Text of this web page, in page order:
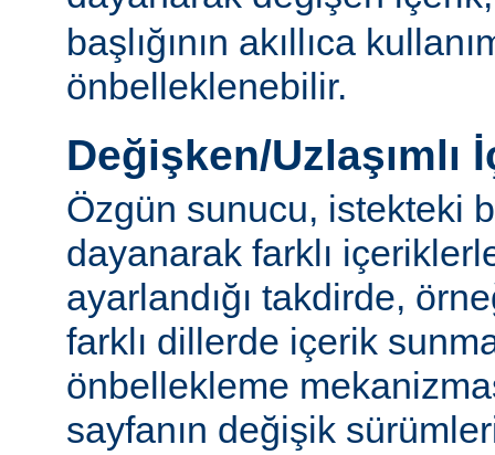
başlığının akıllıca
önbelleklenebilir.
Değişken/Uzlaşımlı
Özgün sunucu, istekteki
dayanarak farklı
ayarlandığı takdirde,
farklı dillerde içerik
önbellekleme
sayfanın değişik